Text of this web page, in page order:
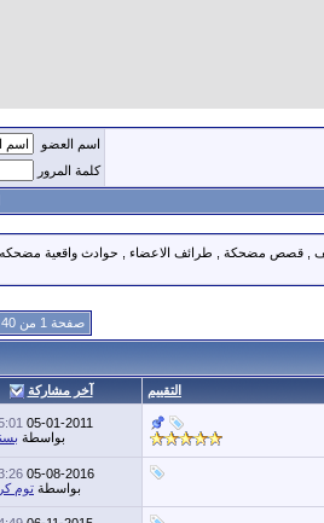
اسم العضو
كلمة المرور
قصص مضحكة , طرائف الاعضاء , حوادث واقعية مضحكه ,
صفحة 1 من 40
التقييم آخر مشاركة
05-01-2011
PM
بواسطة
05-08-2016
PM
بواسطة توم